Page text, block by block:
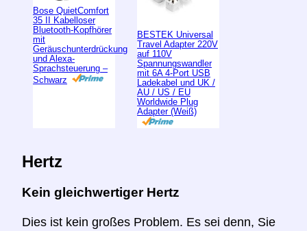
Bose QuietComfort
35 II Kabelloser
Bluetooth-Kopfhörer
mit
Geräuschunterdrückung
und Alexa-
Sprachsteuerung –
Schwarz
BESTEK Universal
Travel Adapter 220V
auf 110V
Spannungswandler
mit 6A 4-Port USB
Ladekabel und UK /
AU / US / EU
Worldwide Plug
Adapter (Weiß)
Hertz
Kein gleichwertiger Hertz
Dies ist kein großes Problem. Es sei denn, Sie